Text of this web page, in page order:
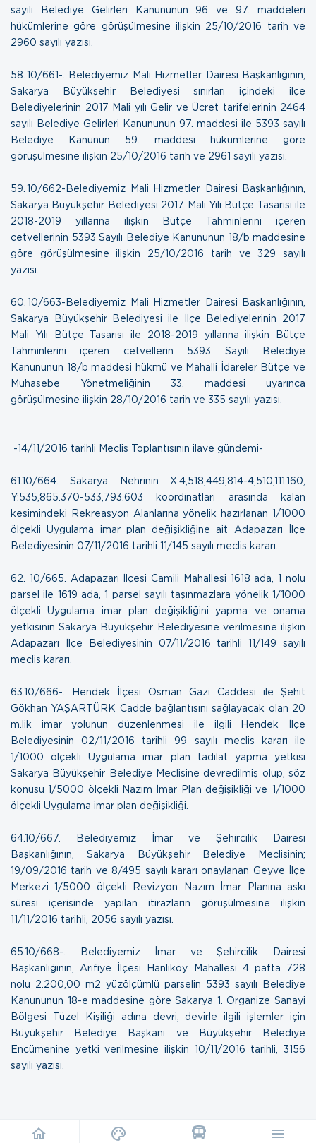
sayılı Belediye Gelirleri Kanununun 96 ve 97. maddeleri
hükümlerine göre görüşülmesine ilişkin 25/10/2016 tarih ve
2960 sayılı yazısı.
58. 10/661-. Belediyemiz Mali Hizmetler Dairesi Başkanlığının,
Sakarya Büyükşehir Belediyesi sınırları içindeki ilçe
Belediyelerinin 2017 Mali yılı Gelir ve Ücret tarifelerinin 2464
sayılı Belediye Gelirleri Kanununun 97. maddesi ile 5393 sayılı
Belediye Kanunun 59. maddesi hükümlerine göre
görüşülmesine ilişkin 25/10/2016 tarih ve 2961 sayılı yazısı.
59. 10/662-Belediyemiz Mali Hizmetler Dairesi Başkanlığının,
Sakarya Büyükşehir Belediyesi 2017 Mali Yılı Bütçe Tasarısı ile
2018-2019 yıllarına ilişkin Bütçe Tahminlerini içeren
cetvellerinin 5393 Sayılı Belediye Kanununun 18/b maddesine
göre görüşülmesine ilişkin 25/10/2016 tarih ve 329 sayılı
yazısı.
60. 10/663-Belediyemiz Mali Hizmetler Dairesi Başkanlığının,
Sakarya Büyükşehir Belediyesi ile İlçe Belediyelerinin 2017
Mali Yılı Bütçe Tasarısı ile 2018-2019 yıllarına ilişkin Bütçe
Tahminlerini içeren cetvellerin 5393 Sayılı Belediye
Kanununun 18/b maddesi hükmü ve Mahalli İdareler Bütçe ve
Muhasebe Yönetmeliğinin 33. maddesi uyarınca
görüşülmesine ilişkin 28/10/2016 tarih ve 335 sayılı yazısı.
-14/11/2016 tarihli Meclis Toplantısının ilave gündemi-
61.10/664. Sakarya Nehrinin X:4,518,449,814-4,510,111.160,
Y:535,865.370-533,793.603 koordinatları arasında kalan
kesimindeki Rekreasyon Alanlarına yönelik hazırlanan 1/1000
ölçekli Uygulama imar plan değişikliğine ait Adapazarı İlçe
Belediyesinin 07/11/2016 tarihli 11/145 sayılı meclis kararı
62. 10/665. Adapazarı İlçesi Camili Mahallesi 1618 ada, 1 nolu
parsel ile 1619 ada, 1 parsel sayılı taşınmazlara yönelik 1/1000
ölçekli Uygulama imar plan değişikliğini yapma ve onama
yetkisinin Sakarya Büyükşehir Belediyesine verilmesine ilişkin
Adapazarı İlçe Belediyesinin 07/11/2016 tarihli 11/149 sayılı
meclis kararı
63.10/666-. Hendek İlçesi Osman Gazi Caddesi ile Şehit
Gökhan YAŞARTÜRK Cadde bağlantısını sağlayacak olan 20
m.lik imar yolunun düzenlenmesi ile ilgili Hendek İlçe
Belediyesinin 02/11/2016 tarihli 99 sayılı meclis kararı ile
1/1000 ölçekli Uygulama imar plan tadilat yapma yetkisi
Sakarya Büyükşehir Belediye Meclisine devredilmiş olup, söz
konusu1/5000 ölçekli Nazım İmar Plan değişikliği ve 1/1000
ölçekli Uygulama imar plan değişikliği.
64.10/667. Belediyemiz İmar ve Şehircilik Dairesi
Başkanlığının, Sakarya Büyükşehir Belediye Meclisinin;
19/09/2016 tarih ve 8/495 sayılı kararı onaylanan Geyve İlçe
Merkezi 1/5000 ölçekli Revizyon Nazım İmar Planına askı
süresi içerisinde yapılan itirazların görüşülmesine ilişkin
11/11/2016 tarihli, 2056 sayılı yazısı
65.10/668-. Belediyemiz İmar ve Şehircilik Dairesi
Başkanlığının, Arifiye İlçesi Hanlıköy Mahallesi 4 pafta 728
nolu 2.200,00 m2 yüzölçümlü parselin 5393 sayılı Belediye
Kanununun 18-e maddesine göre Sakarya 1. Organize Sanayi
Bölgesi Tüzel Kişiliği adına devri, devirle ilgili işlemler için
Büyükşehir Belediye Başkanı ve Büyükşehir Belediye
Encümenine yetki verilmesine ilişkin 10/11/2016 tarihli, 3156
sayılı yazısı